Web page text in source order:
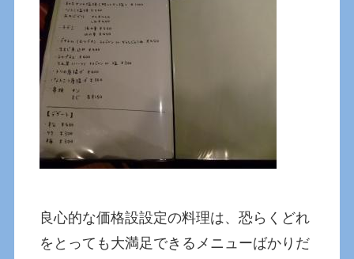
良心的な価格設設定の料理は、恐らくどれ
をとっても大満足できるメニューばかりだ